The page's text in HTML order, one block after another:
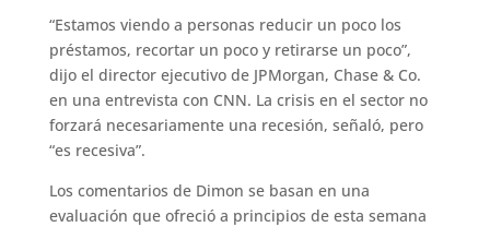
“Estamos viendo a personas reducir un poco los
préstamos, recortar un poco y retirarse un poco”,
dijo el director ejecutivo de JPMorgan, Chase & Co.
en una entrevista con CNN. La crisis en el sector no
forzará necesariamente una recesión, señaló, pero
“es recesiva”.
Los comentarios de Dimon se basan en una
evaluación que ofreció a principios de esta semana